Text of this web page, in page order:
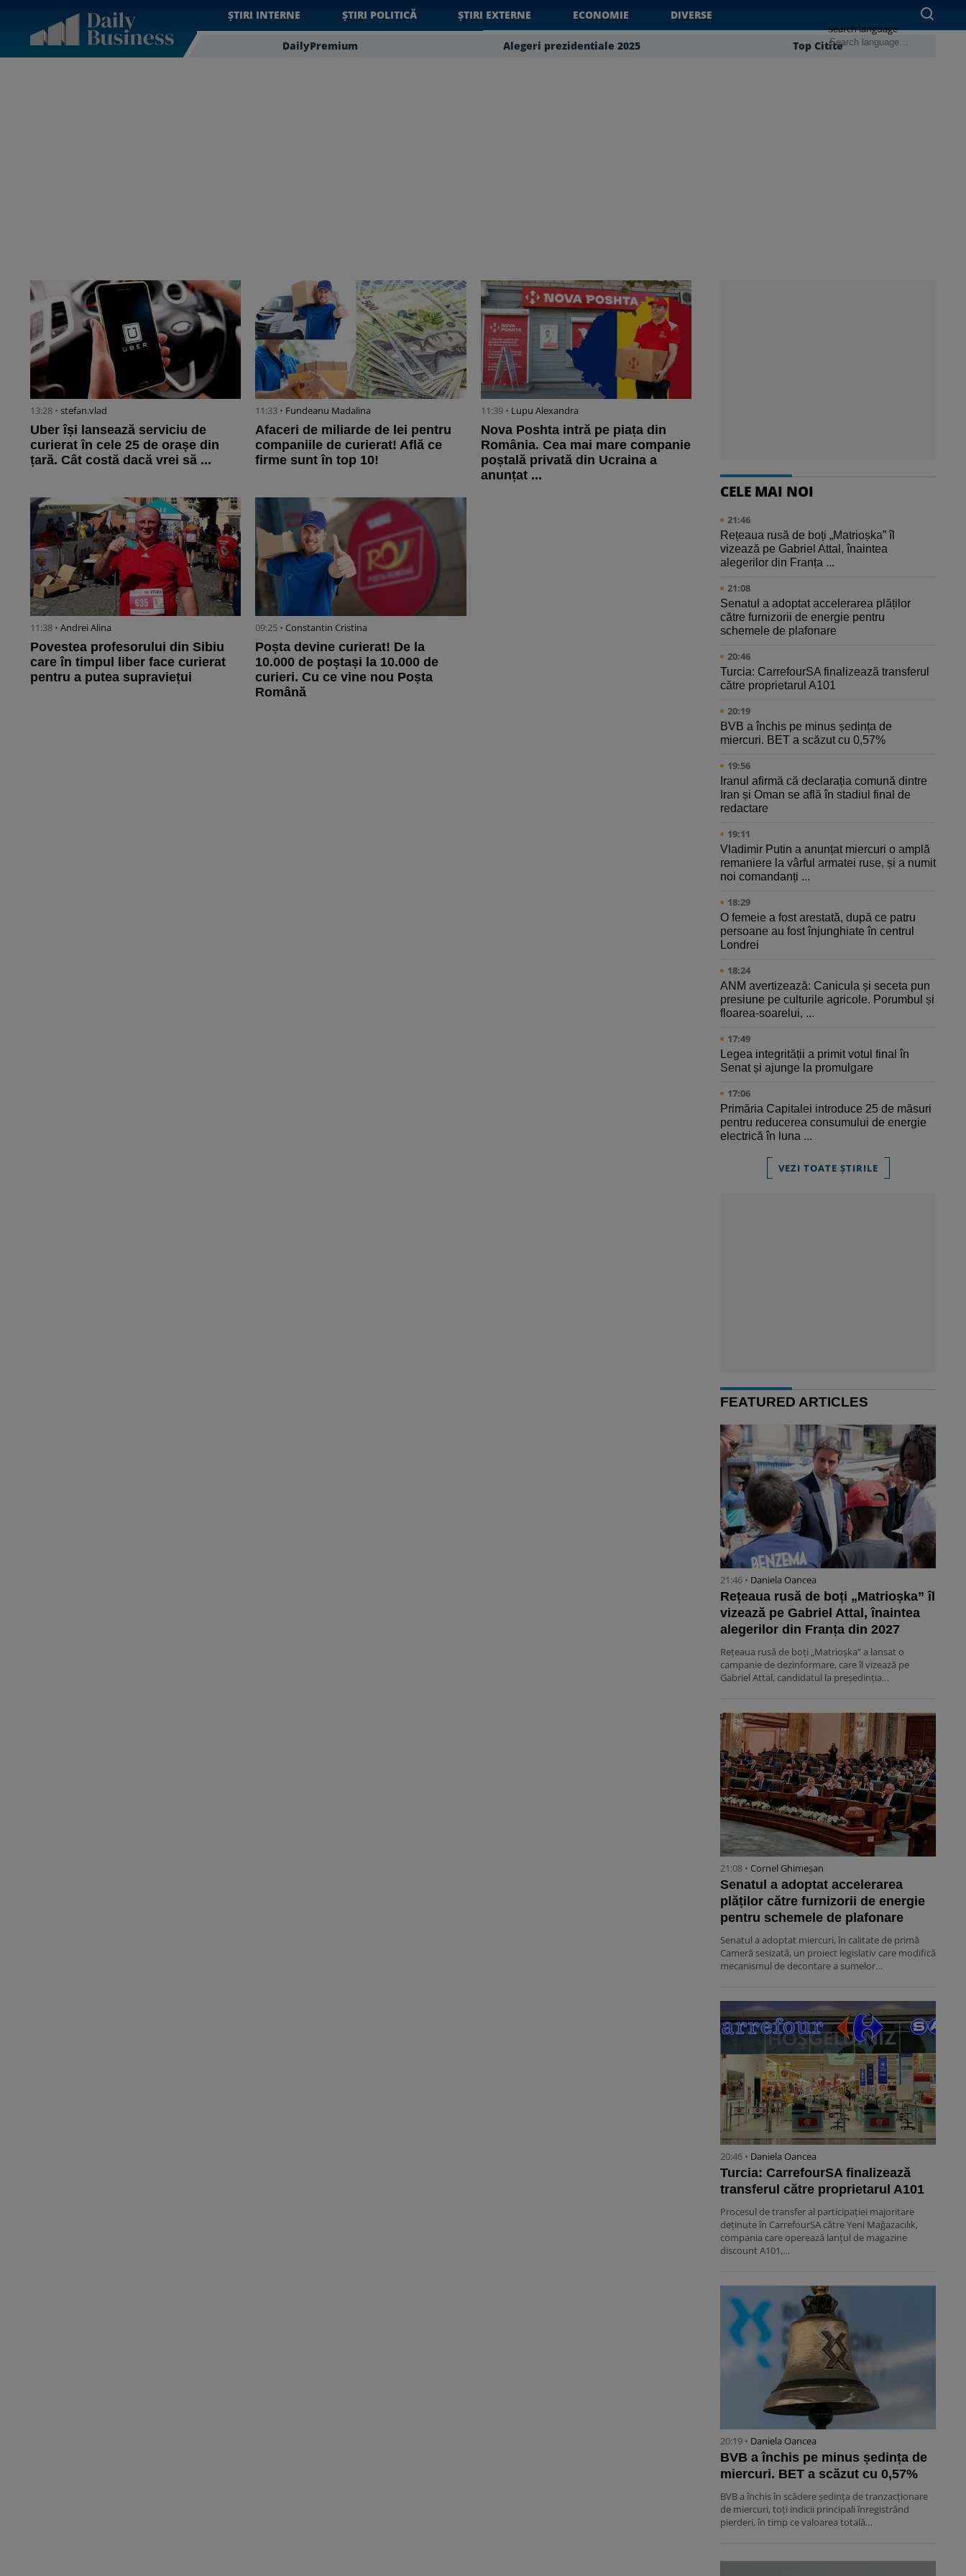
ȘTIRI INTERNE ȘTIRI POLITICĂ ȘTIRI EXTERNE ECONOMIE DIVERSE
DailyPremium Alegeri prezidentiale 2025 Top Citite
Search language
13:28 • stefan.vlad
Uber își lansează serviciu de
curierat în cele 25 de orașe din
țară. Cât costă dacă vrei să ...
11:33 • Fundeanu Madalina
Afaceri de miliarde de lei pentru
companiile de curierat! Află ce
firme sunt în top 10!
11:39 • Lupu Alexandra
Nova Poshta intră pe piața din
România. Cea mai mare companie
poștală privată din Ucraina a
anunțat ...
11:38 • Andrei Alina
Povestea profesorului din Sibiu
care în timpul liber face curierat
pentru a putea supraviețui
09:25 • Constantin Cristina
Poșta devine curierat! De la
10.000 de poștași la 10.000 de
curieri. Cu ce vine nou Poșta
Română
CELE MAI NOI
21:46
Rețeaua rusă de boți „Matrioșka” îl
vizează pe Gabriel Attal, înaintea
alegerilor din Franța ...
21:08
Senatul a adoptat accelerarea plăților
către furnizorii de energie pentru
schemele de plafonare
20:46
Turcia: CarrefourSA finalizează transferul
către proprietarul A101
20:19
BVB a închis pe minus ședința de
miercuri. BET a scăzut cu 0,57%
19:56
Iranul afirmă că declarația comună dintre
Iran și Oman se află în stadiul final de
redactare
19:11
Vladimir Putin a anunțat miercuri o amplă
remaniere la vârful armatei ruse, și a numit
noi comandanți ...
18:29
O femeie a fost arestată, după ce patru
persoane au fost înjunghiate în centrul
Londrei
18:24
ANM avertizează: Canicula și seceta pun
presiune pe culturile agricole. Porumbul și
floarea-soarelui, ...
17:49
Legea integrității a primit votul final în
Senat și ajunge la promulgare
17:06
Primăria Capitalei introduce 25 de măsuri
pentru reducerea consumului de energie
electrică în luna ...
VEZI TOATE ȘTIRILE
FEATURED ARTICLES
21:46 • Daniela Oancea
Rețeaua rusă de boți „Matrioșka” îl
vizează pe Gabriel Attal, înaintea
alegerilor din Franța din 2027
Rețeaua rusă de boți „Matrioșka” a lansat o
campanie de dezinformare, care îl vizează pe
Gabriel Attal, candidatul la președinția…
21:08 • Cornel Ghimeșan
Senatul a adoptat accelerarea
plăților către furnizorii de energie
pentru schemele de plafonare
Senatul a adoptat miercuri, în calitate de primă
Cameră sesizată, un proiect legislativ care modifică
mecanismul de decontare a sumelor…
20:46 • Daniela Oancea
Turcia: CarrefourSA finalizează
transferul către proprietarul A101
Procesul de transfer al participației majoritare
deținute în CarrefourSA către Yeni Mağazacılık,
compania care operează lanțul de magazine
discount A101,…
20:19 • Daniela Oancea
BVB a închis pe minus ședința de
miercuri. BET a scăzut cu 0,57%
BVB a închis în scădere ședința de tranzacționare
de miercuri, toți indicii principali înregistrând
pierderi, în timp ce valoarea totală…